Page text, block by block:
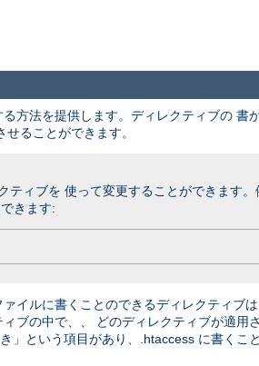
方法を提供します。ディレクティブの 書
ることができます。
ティブを 使って変更することができます
きます:
イルに書くことのできるディレクティブは
ブの中で、、 どのディレクティブが適用
」という項目があり、.htaccess に書くこ